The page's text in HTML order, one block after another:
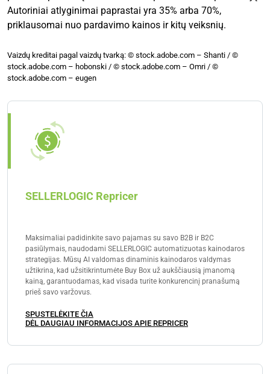
Autoriniai atlyginimai paprastai yra 35% arba 70%,
priklausomai nuo pardavimo kainos ir kitų veiksnių.
Vaizdų kreditai pagal vaizdų tvarką: © stock.adobe.com – Shanti / ©
stock.adobe.com – hobonski / © stock.adobe.com – Omri / ©
stock.adobe.com – eugen
SELLERLOGIC Repricer
Maksimaliai padidinkite savo pajamas su savo B2B ir B2C
pasiūlymais, naudodami SELLERLOGIC automatizuotas kainodaros
strategijas. Mūsų AI valdomas dinaminis kainodaros valdymas
užtikrina, kad užsitikrintumėte Buy Box už aukščiausią įmanomą
kainą, garantuodamas, kad visada turite konkurencinį pranašumą
prieš savo varžovus.
SPUSTELĖKITE ČIA
DĖL DAUGIAU INFORMACIJOS APIE REPRICER